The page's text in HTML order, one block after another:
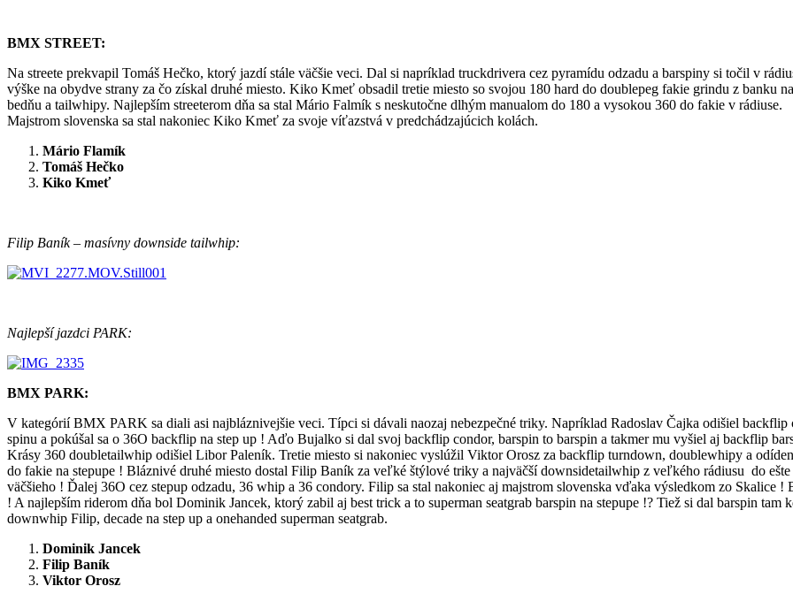
BMX STREET:
Na streete prekvapil Tomáš Hečko, ktorý jazdí stále väčšie veci. Dal si napríklad truckdrivera cez pyramídu odzadu a barspiny si točil v
výške na obydve strany za čo získal druhé miesto. Kiko Kmeť obsadil tretie miesto so svojou 180 hard do doublepeg fakie grindu z banku na
bedňu a tailwhipy. Najlepším streeterom dňa sa stal Mário Falmík s neskutočne dlhým manualom do 180 a vysokou 360 do fakie v rádiuse.
Majstrom slovenska sa stal nakoniec Kiko Kmeť za svoje víťazstvá v predchádzajúcich kolách.
Mário Flamík
Tomáš Hečko
Kiko Kmeť
Filip Baník – masívny downside tailwhip:
Najlepší jazdci PARK:
BMX PARK:
V kategórií BMX PARK sa diali asi najbláznivejšie veci. Típci si dávali naozaj nebezpečné triky. Napríklad Radoslav Čajka odišiel backflip
spinu a pokúšal sa o 36O backflip na step up ! Aďo Bujalko si dal svoj backflip condor, barspin to barspin a takmer mu vyšiel aj backflip
Krásy 360 doubletailwhip odišiel Libor Paleník. Tretie miesto si nakoniec vyslúžil Viktor Orosz za backflip turndown, doublewhipy a
do fakie na stepupe ! Bláznivé druhé miesto dostal Filip Baník za veľké štýlové triky a najväčší downsidetailwhip z veľkého rádiusu do ešte
väčšieho ! Ďalej 36O cez stepup odzadu, 36 whip a 36 condory. Filip sa stal nakoniec aj majstrom slovenska vďaka výsledkom zo Skalice !
! A najlepším riderom dňa bol Dominik Jancek, ktorý zabil aj best trick a to superman seatgrab barspin na stepupe !? Tiež si dal barspin tam
downwhip Filip, decade na step up a onehanded superman seatgrab.
Dominik Jancek
Filip Baník
Viktor Orosz